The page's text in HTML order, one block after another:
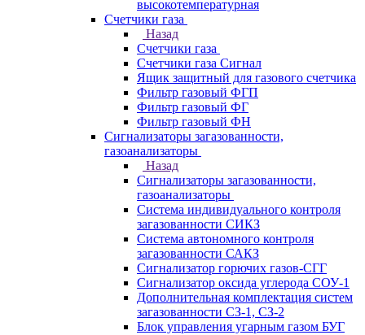
высокотемпературная
Счетчики газа
Назад
Счетчики газа
Счетчики газа Сигнал
Ящик защитный для газового счетчика
Фильтр газовый ФГП
Фильтр газовый ФГ
Фильтр газовый ФН
Сигнализаторы загазованности,
газоанализаторы
Назад
Сигнализаторы загазованности,
газоанализаторы
Система индивидуального контроля
загазованности СИКЗ
Система автономного контроля
загазованности САКЗ
Сигнализатор горючих газов-СГГ
Сигнализатор оксида углерода СОУ-1
Дополнительная комплектация систем
загазованности СЗ-1, СЗ-2
Блок управления угарным газом БУГ